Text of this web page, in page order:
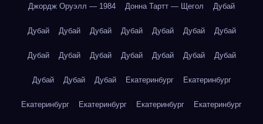
Джордж Оруэлл — 1984 Донна Тартт — Щегол Дубай
Дубай Дубай Дубай Дубай Дубай Дубай Дубай
Дубай Дубай Дубай Дубай Дубай Дубай Дубай
Дубай Дубай Дубай Екатеринбург Екатеринбург
Екатеринбург Екатеринбург Екатеринбург Екатеринбург